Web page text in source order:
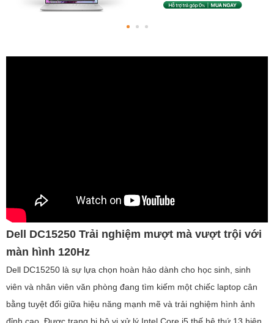
Dell DC15250 Trải nghiệm mượt mà vượt trội với
màn hình 120Hz
Dell DC15250 là sự lựa chọn hoàn hảo dành cho học sinh, sinh
viên và nhân viên văn phòng đang tìm kiếm một chiếc laptop cân
bằng tuyệt đối giữa hiệu năng mạnh mẽ và trải nghiệm hình ảnh
đỉnh cao. Được trang bị bộ vi xử lý Intel Core i5 thế hệ thứ 13 hiện